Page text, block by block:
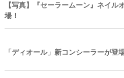
【写真】『セーラームーン』ネイル
場！
「ディオール」新コンシーラーが登